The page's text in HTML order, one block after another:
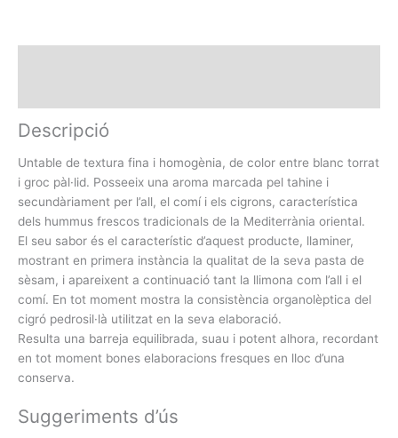
Descripció
Untable de textura fina i homogènia, de color entre blanc torrat
i groc pàl·lid. Posseeix una aroma marcada pel tahine i
secundàriament per l’all, el comí i els cigrons, característica
dels hummus frescos tradicionals de la Mediterrània oriental.
El seu sabor és el característic d’aquest producte, llaminer,
mostrant en primera instància la qualitat de la seva pasta de
sèsam, i apareixent a continuació tant la llimona com l’all i el
comí. En tot moment mostra la consistència organolèptica del
cigró pedrosil·là utilitzat en la seva elaboració.
Resulta una barreja equilibrada, suau i potent alhora, recordant
en tot moment bones elaboracions fresques en lloc d’una
conserva.
Suggeriments d’ús